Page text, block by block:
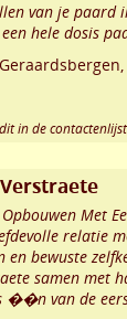
van je paard
hele dosis
Geraardsbergen,
in de
Met
relatie
bewuste
samen
��n van de